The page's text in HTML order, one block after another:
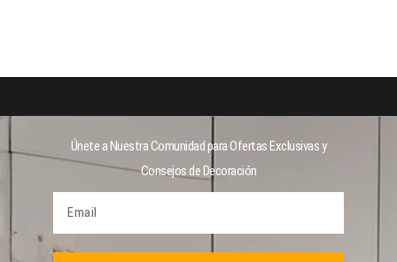
Únete a Nuestra Comunidad para Ofertas Exclusivas y
Consejos de Decoración